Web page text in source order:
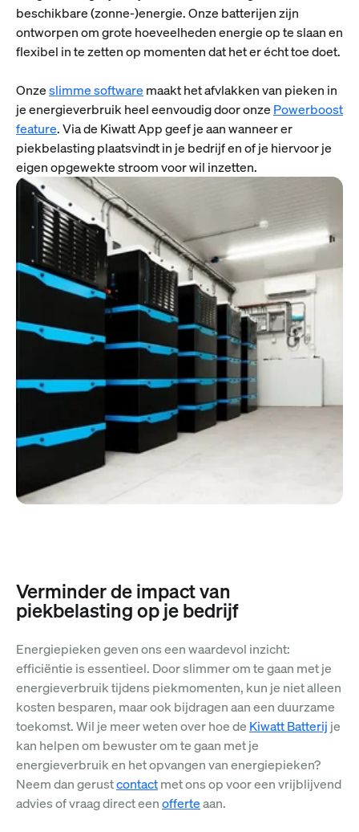
beschikbare (zonne-)energie. Onze batterijen zijn
ontworpen om grote hoeveelheden energie op te slaan en
flexibel in te zetten op momenten dat het er écht toe doet.
Onzeslimme software maakt het afvlakken van pieken in
je energieverbruik heel eenvoudig door onze Powerboost
feature. Via de Kiwatt App geef je aan wanneer er
piekbelasting plaatsvindt in je bedrijf en of je hiervoor je
eigen opgewekte stroom voor wil inzetten.
Verminder de impact van
piekbelasting op je bedrijf
Energiepieken geven ons een waardevol inzicht:
efficiëntie is essentieel. Door slimmer om te gaan met je
energieverbruik tijdens piekmomenten, kun je niet alleen
kosten besparen, maar ook bijdragen aan een duurzame
toekomst. Wil je meer weten over hoe de Kiwatt Batterij je
kan helpen om bewuster om te gaan met je
energieverbruik en het opvangen van energiepieken?
Neem dan gerustcontactmet ons op voor een vrijblijvend
advies of vraag direct eenofferteaan.